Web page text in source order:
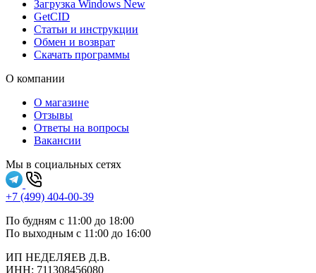
Загрузка Windows New
GetCID
Статьи и инструкции
Обмен и возврат
Скачать программы
О компании
О магазине
Отзывы
Ответы на вопросы
Вакансии
Мы в социальных сетях
+7 (499) 404-00-39
По будням с 11:00 до 18:00
По выходным с 11:00 до 16:00
ИП НЕДЕЛЯЕВ Д.В.
ИНН: 711308‍456080